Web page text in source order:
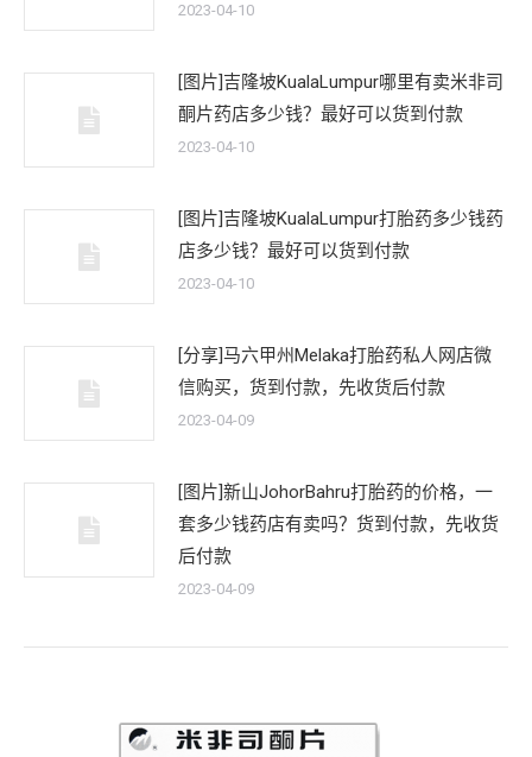
2023-04-10
[图片]吉隆坡KualaLumpur哪里有卖米非司
酮片药店多少钱？最好可以货到付款
2023-04-10
[图片]吉隆坡KualaLumpur打胎药多少钱药
店多少钱？最好可以货到付款
2023-04-10
[分享]马六甲州Melaka打胎药私人网店微
信购买，货到付款，先收货后付款
2023-04-09
[图片]新山JohorBahru打胎药的价格，一
套多少钱药店有卖吗？货到付款，先收货
后付款
2023-04-09